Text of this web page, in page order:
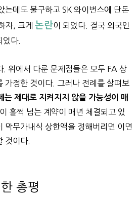
는데도 불구하고 SK 와이번스에 단돈
자, 크게 논란이 되었다. 결국 외국인
었다.
. 위에서 다룬 문제점들은 모두 FA 상
가정한 것이다. 그러나 전례를 살펴보
는 제대로 지켜지지 않을 가능성이 매
훌쩍 넘는 계약이 매년 체결되고 있
막무가내식 상한액을 정해버리면 이면
것이다.
총평